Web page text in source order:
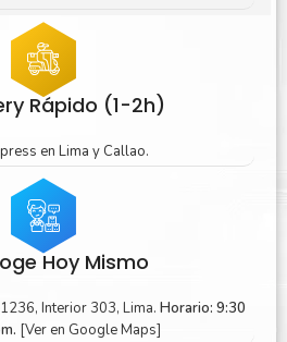
Rápido (1-2h)
en Lima y Callao.
Hoy Mismo
Interior 303, Lima. Horario: 9:30
[Ver en Google Maps]